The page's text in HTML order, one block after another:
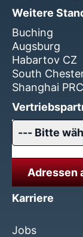
Weitere
Buching
Augsburg
Habartov CZ
South
Shanghai PRC
Adressen
Karriere
Jobs